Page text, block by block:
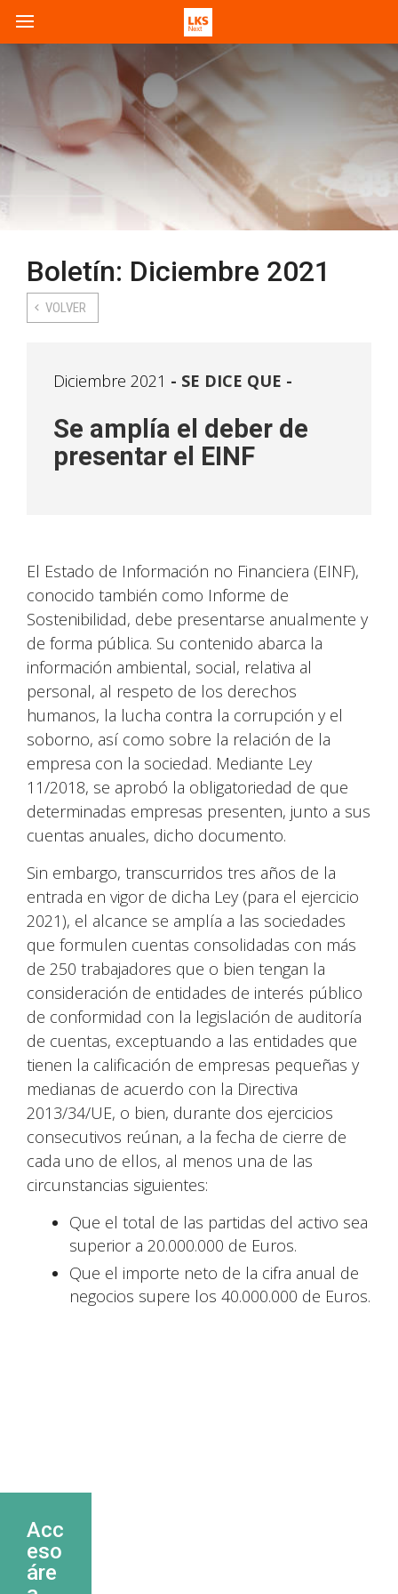
Boletín: Diciembre 2021
VOLVER
Diciembre 2021 SE DICE QUE -
Se amplía el deber de
presentar el EINF
El Estado de Información no Financiera (EINF),
conocido también como Informe de
Sostenibilidad, debe presentarse anualmente y
de forma pública. Su contenido abarca la
información ambiental, social, relativa al
personal, al respeto de los derechos
humanos, la lucha contra la corrupción y el
soborno, así como sobre la relación de la
empresa con la sociedad. Mediante Ley
11/2018, se aprobó la obligatoriedad de que
determinadas empresas presenten, junto a sus
cuentas anuales, dicho documento.
Sin embargo, transcurridos tres años de la
entrada en vigor de dicha Ley (para el ejercicio
2021), el alcance se amplía a las sociedades
que formulen cuentas consolidadas con más
de 250 trabajadores que o bien tengan la
consideración de entidades de interés público
de conformidad con la legislación de auditoría
de cuentas, exceptuando a las entidades que
tienen la calificación de empresas pequeñas y
medianas de acuerdo con la Directiva
2013/34/UE, o bien, durante dos ejercicios
consecutivos reúnan, a la fecha de cierre de
cada uno de ellos, al menos una de las
circunstancias siguientes:
Que el total de las partidas del activo sea
superior a 20.000.000 de Euros.
Que el importe neto de la cifra anual de
negocios supere los 40.000.000 de Euros.
Acc
eso
áre